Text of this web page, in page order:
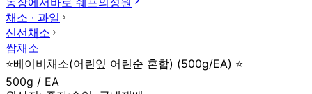
채소 ∙ 과일
신선채소
쌈채소
⭐️베이비채소(어린잎 어린순 혼합) (500g/EA️) ⭐️
500g / EA